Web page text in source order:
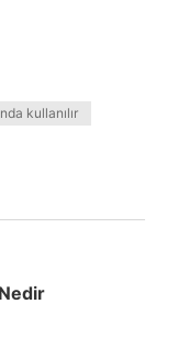
kullanılır